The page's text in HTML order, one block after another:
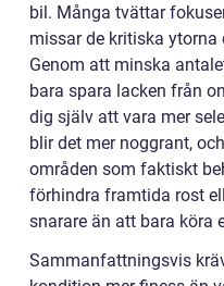
bil. Många tvättar
missar de kritiska
Genom att minska
bara spara lacken från
dig själv att vara mer
blir det mer noggrant,
områden som faktiskt
förhindra framtida rost
snarare än att bara köra
Sammanfattningsvis